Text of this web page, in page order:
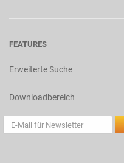
FEATURES
Erweiterte Suche
Downloadbereich